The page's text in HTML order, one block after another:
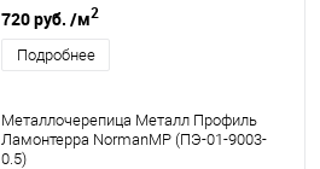
720 руб. /м2
Подробнее
Металлочерепица Металл Профиль
Ламонтерра NormanMP (ПЭ-01-9003-
0.5)